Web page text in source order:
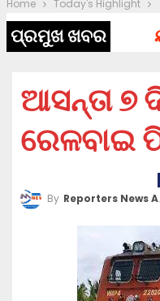
Home Today's Highlight
ପ୍ରମୁଖ ଖବର
ଆସନ୍ତା ୭
ରେଳବାଇ
By Reporters News Agency